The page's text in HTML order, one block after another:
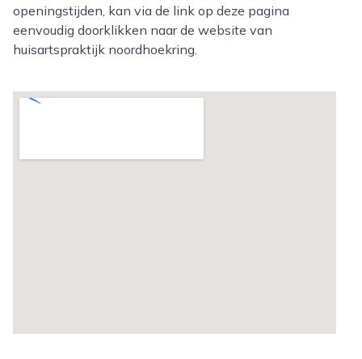
openingstijden, kan via de link op deze pagina
eenvoudig doorklikken naar de website van
huisartspraktijk noordhoekring.